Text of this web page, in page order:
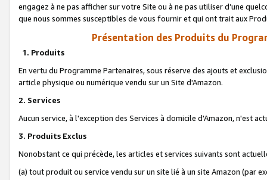
engagez à ne pas afficher sur votre Site ou à ne pas utiliser d’une
que nous sommes susceptibles de vous fournir et qui ont trait aux
Présentation des Produits du
1. Produits
En vertu du Programme Partenaires, sous réserve des ajouts et
article physique ou numérique vendu sur un Site d'Amazon.
2. Services
Aucun service, à l'exception des Services à domicile d'Amazon, n'est
3. Produits Exclus
Nonobstant ce qui précède, les articles et services suivants sont
(a) tout produit ou service vendu sur un site lié à un site Amazon (par